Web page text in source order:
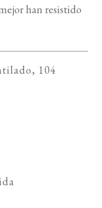
han resistido
, 104